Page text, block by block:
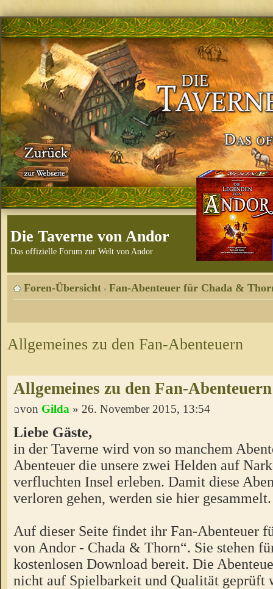
Die Taverne von Andor
Das offizielle Forum zur Welt von Andor
Foren-Übersicht ‹ Fan-Abenteuer für Chada &
Allgemeines zu den Fan-Abenteuern
Allgemeines zu den Fan-Abenteuern
von Gilda » 26. November 2015, 13:54
Liebe Gäste,
in der Taverne wird von so manchem
Abenteuer die unsere zwei Helden auf
verfluchten Insel erleben. Damit diese
verloren gehen, werden sie hier gesammelt.
Auf dieser Seite findet ihr Fan-Abenteuer
von Andor - Chada & Thorn“. Sie stehen
kostenlosen Download bereit. Die
nicht auf Spielbarkeit und Qualität geprüft